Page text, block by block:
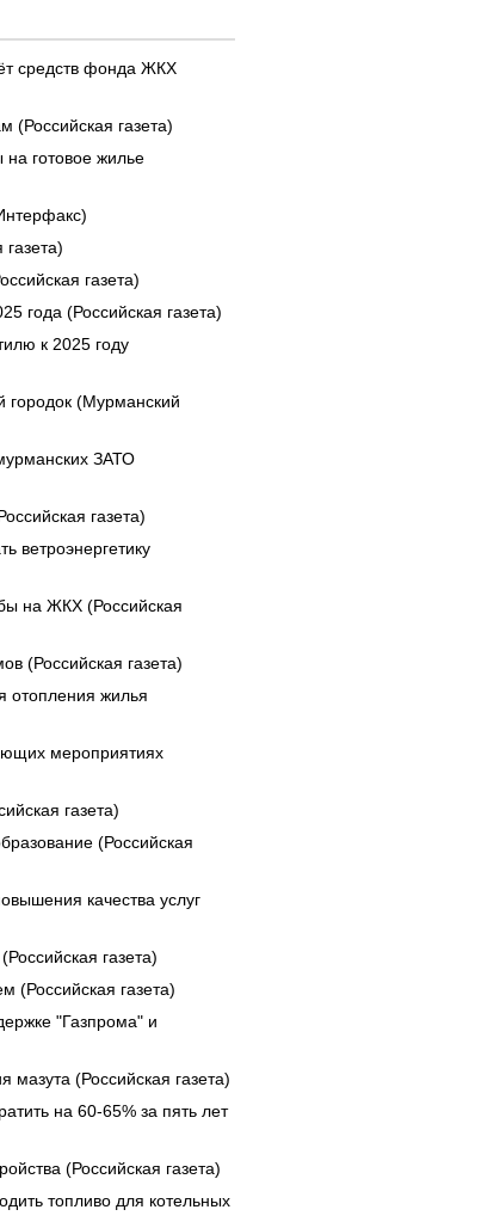
средств фонда ЖКХ
газета)
на готовое жилье
газета)
года (Российская газета)
к 2025 году
городок (Мурманский
ЗАТО
газета)
ветроэнергетику
на ЖКХ (Российская
(Российская газета)
отопления жилья
мероприятиях
газета)
(Российская
качества услуг
газета)
(Российская газета)
"Газпрома" и
(Российская газета)
на 60-65% за пять лет
(Российская газета)
топливо для котельных